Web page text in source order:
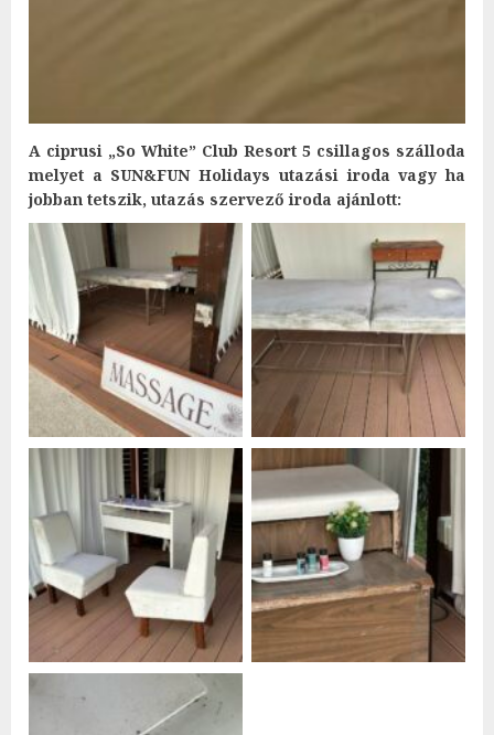
A ciprusi „So White” Club Resort 5 csillagos szálloda
melyet a SUN&FUN Holidays utazási iroda vagy ha
jobban tetszik, utazás szervező iroda ajánlott: